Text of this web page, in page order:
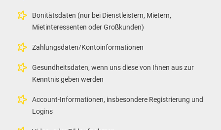
Bonitätsdaten (nur bei Dienstleistern, Mietern,
Mietinteressenten oder Großkunden)
Zahlungsdaten/Kontoinformationen
Gesundheitsdaten, wenn uns diese von Ihnen aus zur
Kenntnis geben werden
Account-Informationen, insbesondere Registrierung und
Logins